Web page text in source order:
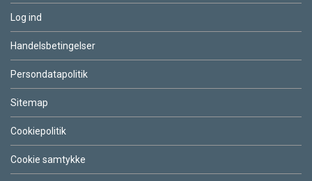
Log ind
Handelsbetingelser
Persondatapolitik
Sitemap
Cookiepolitik
Cookie samtykke